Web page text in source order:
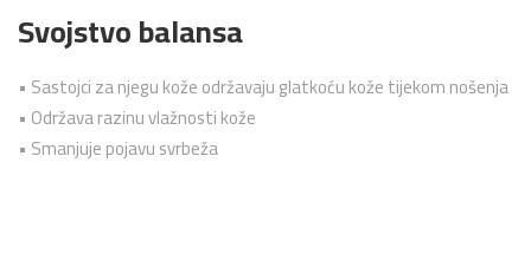
Svojstvo balansa
• Sastojci za njegu kože održavaju glatkoću kože tijekom nošenja
• Održava razinu vlažnosti kože
• Smanjuje pojavu svrbeža